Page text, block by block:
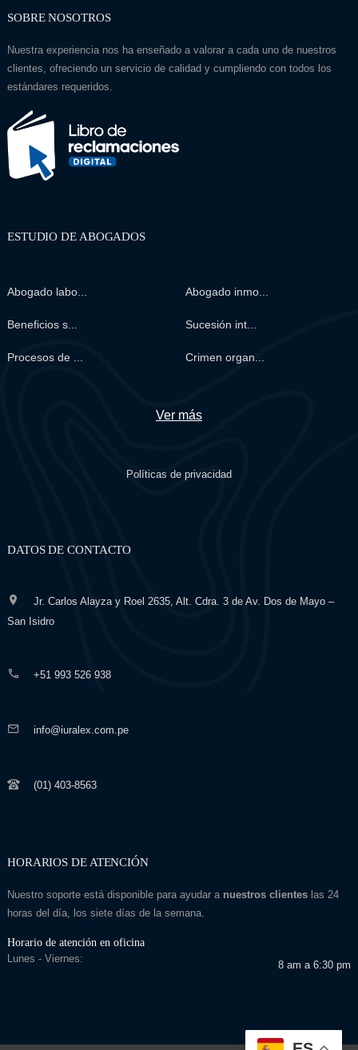
SOBRE NOSOTROS
Nuestra experiencia nos ha enseñado a valorar a cada uno de nuestros
clientes, ofreciendo un servicio de calidad y cumpliendo con todos los
estándares requeridos.
ESTUDIO DE ABOGADOS
Abogado labo... Abogado inmo...
Beneficios s... Sucesión int...
Procesos de ... Crimen organ...
Ver más
Políticas de privacidad
DATOS DE CONTACTO
Jr. Carlos Alayza y Roel 2635, Alt. Cdra. 3 de Av. Dos de Mayo –
San Isidro
+51 993 526 938
info@iuralex.com.pe
(01) 403-8563
HORARIOS DE ATENCIÓN
Nuestro soporte está disponible para ayudar a nuestros clienteslas 24
horas del día, los siete días de la semana.
Horario de atención en oficina
Lunes - Viernes:
8 am a 6:30 pm